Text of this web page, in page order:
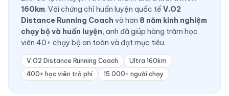
160km. Với chứng chỉ huấn luyện quốc tế V.O2
Distance Running Coach và hơn 8 năm kinh nghiệm
chạy bộ và huấn luyện, anh đã giúp hàng trăm học
viên 40+ chạy bộ an toàn và đạt mục tiêu.
V.O2 Distance Running Coach
Ultra 160km
400+ học viên trả phí
15.000+ người chạy